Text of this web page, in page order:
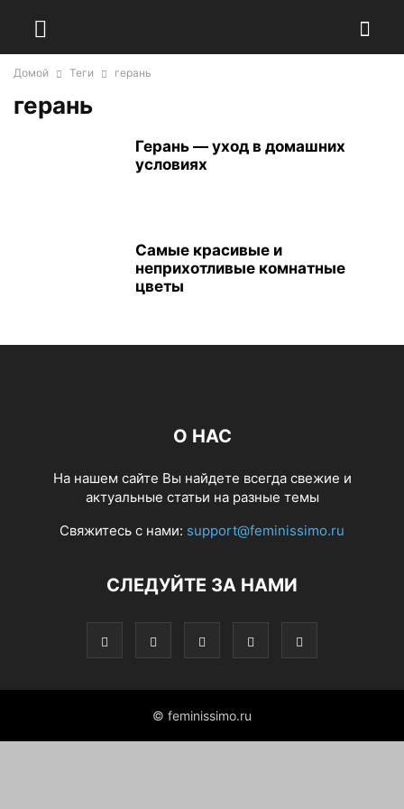
Домой Теги герань
герань
Герань — уход в домашних
условиях
Самые красивые и
неприхотливые комнатные
цветы
О НАС
На нашем сайте Вы найдете всегда свежие и
актуальные статьи на разные темы
Свяжитесь с нами: support@feminissimo.ru
СЛЕДУЙТЕ ЗА НАМИ
© feminissimo.ru